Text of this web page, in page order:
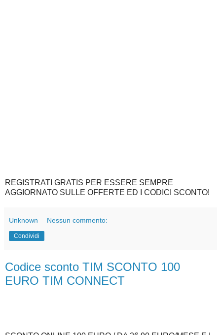
REGISTRATI GRATIS PER ESSERE SEMPRE
AGGIORNATO SULLE OFFERTE ED I CODICI SCONTO!
Unknown Nessun commento:
Condividi
Codice sconto TIM SCONTO 100
EURO TIM CONNECT